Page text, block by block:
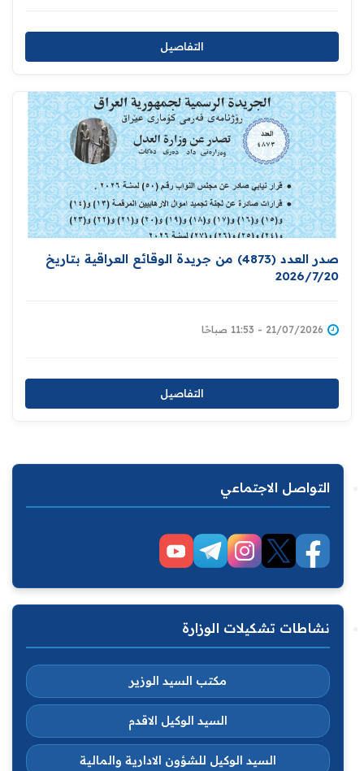
التفاصيل
صدر العدد (4873) من جريدة الوقائع العراقية بتاريخ
2026/7/20
21/07/2026 - 11:53 صباحًا
التفاصيل
التواصل الاجتماعي
نشاطات تشكيلات الوزارة
مكتب السيد الوزير
السيد الوكيل الاقدم
السيد الوكيل للشؤون الادارية والمالية